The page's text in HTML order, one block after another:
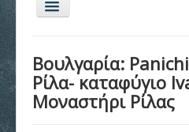
Εναλλαγή
πλοήγησης
Αρχική
Βουλγαρία:
Ρίλα- καταφύγιο
Μοναστήρι Ρίλας